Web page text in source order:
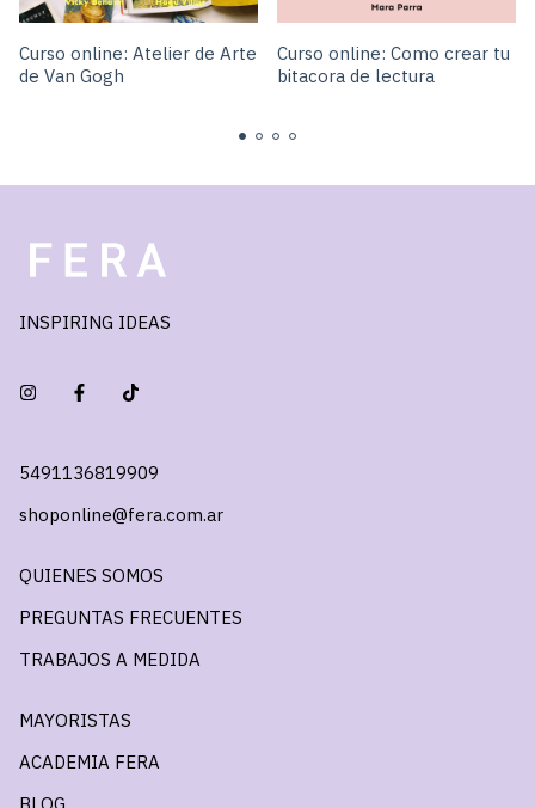
Curso online: Atelier de Arte
de Van Gogh
Curso online: Como crear tu
bitacora de lectura
INSPIRING IDEAS
5491136819909
shoponline@fera.com.ar
QUIENES SOMOS
PREGUNTAS FRECUENTES
TRABAJOS A MEDIDA
MAYORISTAS
ACADEMIA FERA
BLOG